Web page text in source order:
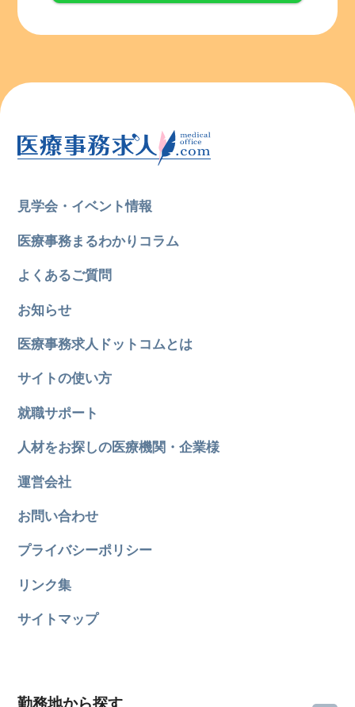
見学会・イベント情報
医療事務まるわかりコラム
よくあるご質問
お知らせ
医療事務求人ドットコムとは
サイトの使い方
就職サポート
人材をお探しの医療機関・企業様
運営会社
お問い合わせ
プライバシーポリシー
リンク集
サイトマップ
勤務地から探す